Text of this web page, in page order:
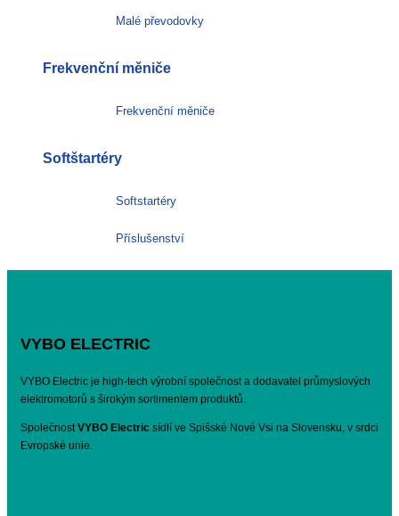
Malé převodovky
Frekvenční měniče
Frekvenční měniče
Softštartéry
Softstartéry
Příslušenství
VYBO ELECTRIC
VYBO Electric je high-tech výrobní společnost a dodavatel průmyslových
elektromotorů s širokým sortimentem produktů.
SpolečnostVYBO Electric sídlí ve Spišské Nové Vsi na Slovensku, v srdci
Evropské unie.